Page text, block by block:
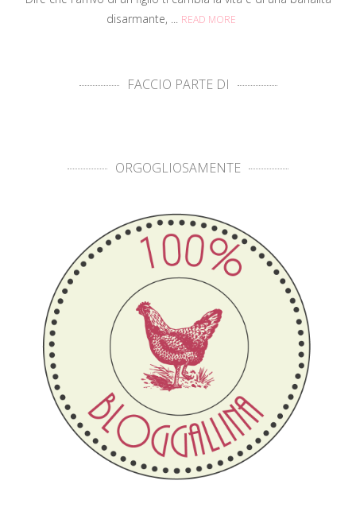
disarmante, ... READ MORE
FACCIO PARTE DI
ORGOGLIOSAMENTE